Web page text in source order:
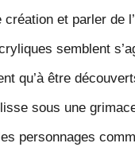
et parler de
semblent
qu’à être décou
sous une
personnages